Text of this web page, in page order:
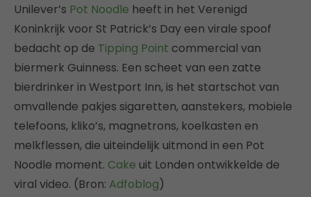
Unilever’s Pot Noodle heeft in het Verenigd
Koninkrijk voor St Patrick’s Day een virale spoof
bedacht op de Tipping Point commercial van
biermerk Guinness. Een scheet van een zatte
bierdrinker in Westport Inn, is het startschot van
omvallende pakjes sigaretten, aanstekers, mobiele
telefoons, kliko’s, magnetrons, koelkasten en
melkflessen, die uiteindelijk uitmond in een Pot
Noodle moment. Cake uit Londen ontwikkelde de
viral video. (Bron: Adfoblog)